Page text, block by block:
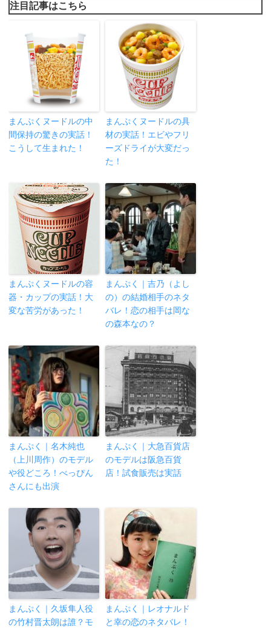
注目記事はこちら
まんぷくヌードルの中
間保持の驚きの実話！
こうして生まれた！
まんぷくヌードルの具
材の実話！エビやフリ
ーズドライが大変だっ
た！
まんぷくヌードルの容
器・カップの実話！大
変な苦労があった！
まんぷく｜吉乃（よし
の）の結婚相手のネタ
バレ！恋の相手は岡な
の森本なの？
まんぷく｜名木純也
（上川周作）のモデル
や役どころ！べっぴん
さんにも出演
まんぷく｜大急百貨店
のモデルは阪急百貨
店！試食販売は実話
まんぷく｜久坂隼人役
の竹村晋太朗は誰？モ
まんぷく｜レオナルド
と幸の恋のネタバレ！